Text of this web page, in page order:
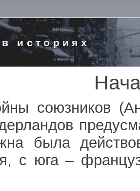
историях
союзников
была
с юга –